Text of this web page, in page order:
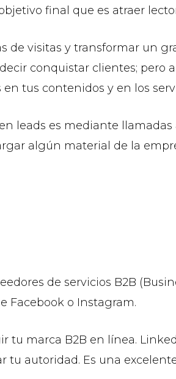
final que es atraer
de visitas y transformar un
conquistar clientes; pero
tus contenidos y en los
leads es mediante
algún material de la
de servicios B2B
Facebook o Instagram.
tu marca B2B en línea.
autoridad. Es una